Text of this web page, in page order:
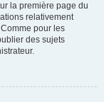
la première page du
relativement
pour les
des sujets